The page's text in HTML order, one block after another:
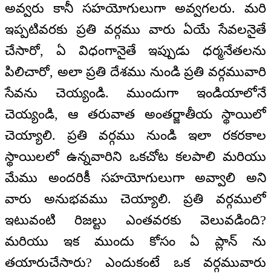
అవ్వరు కానీ సహయోగులుగా అవ్వగలరు. మరి
ఇప్పటివరకు ప్రతి వర్గము వారు ఏయే సేవలనైతే
చేసారో, ఏ విధంగానైతే ఇప్పుడు ధర్మనేతలను
పిలిచారో, అలా ప్రతి దేశము నుండి ప్రతి వర్గమువారి
సేవను చెయ్యండి. ముందుగా ఇండియాలోనే
చెయ్యండి, ఆ తరువాత అంతర్జాతీయ స్థాయిలో
చెయ్యాలి. ప్రతి వర్గము నుండి ఇలా రకరకాల
స్థాయిలలో ఉన్నవారిని ఒకచోట కలపాలి మరియు
మేము అందరికీ సహయోగులుగా అవ్వాలి అని
వారు అనుభవము చెయ్యాలి. ప్రతి వర్గములో
ఇటువంటి రిజల్టు ఎంతవరకు వెలువడింది?
మరియు ఇక ముందు కోసం ఏ ప్లాన్ ను
తయారుచేసారు? ఎందుకంటే ఒక వర్గమువారు